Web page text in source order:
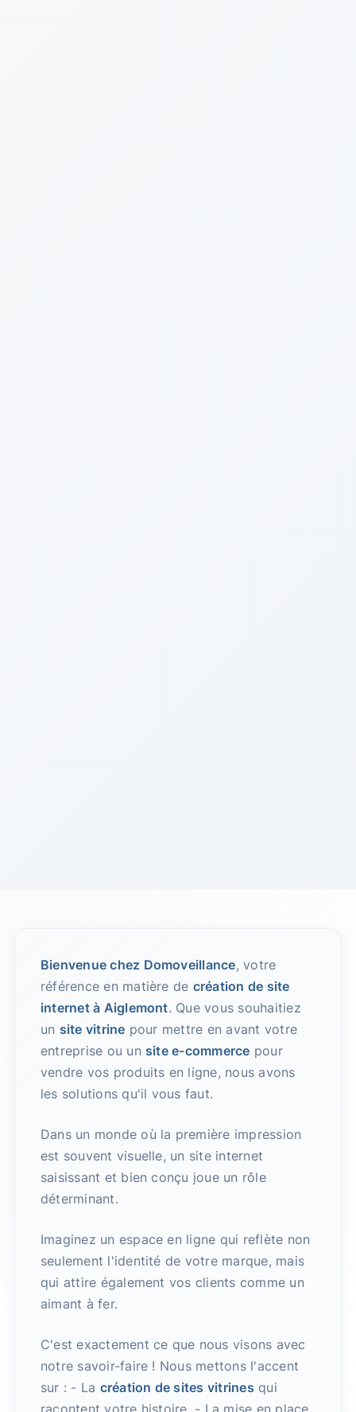
Bienvenue chez Domoveillance, votre
référence en matière de création de site
internet à Aiglemont. Que vous souhaitiez
un site vitrine pour mettre en avant votre
entreprise ou un site e-commerce pour
vendre vos produits en ligne, nous avons
les solutions qu'il vous faut.
Dans un monde où la première impression
est souvent visuelle, un site internet
saisissant et bien conçu joue un rôle
déterminant.
Imaginez un espace en ligne qui reflète non
seulement l'identité de votre marque, mais
qui attire également vos clients comme un
aimant à fer.
C'est exactement ce que nous visons avec
notre savoir-faire ! Nous mettons l'accent
sur : - La création de sites vitrines qui